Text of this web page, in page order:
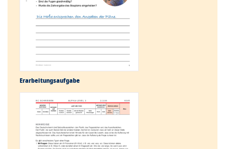
Erarbeitungs­aufgabe